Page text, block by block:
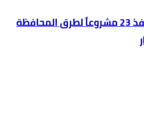
“أشغال المفرق” تنفذ 23 مشروعاً لطرق المحافظة